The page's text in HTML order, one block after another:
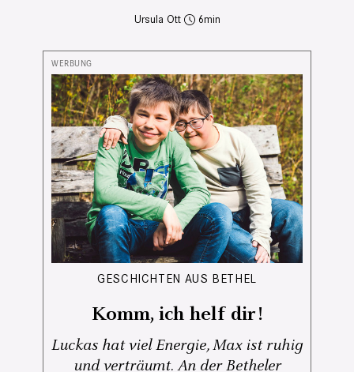
Ursula Ott 6
GESCHICHTEN AUS BETHEL
Komm, ich helf dir!
Luckas hat viel Energie, Max ist ruhig
und verträumt. An der Betheler